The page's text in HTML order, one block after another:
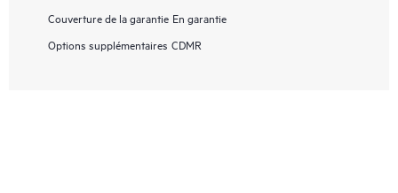
Couverture de la garantie En garantie
Options supplémentaires CDMR